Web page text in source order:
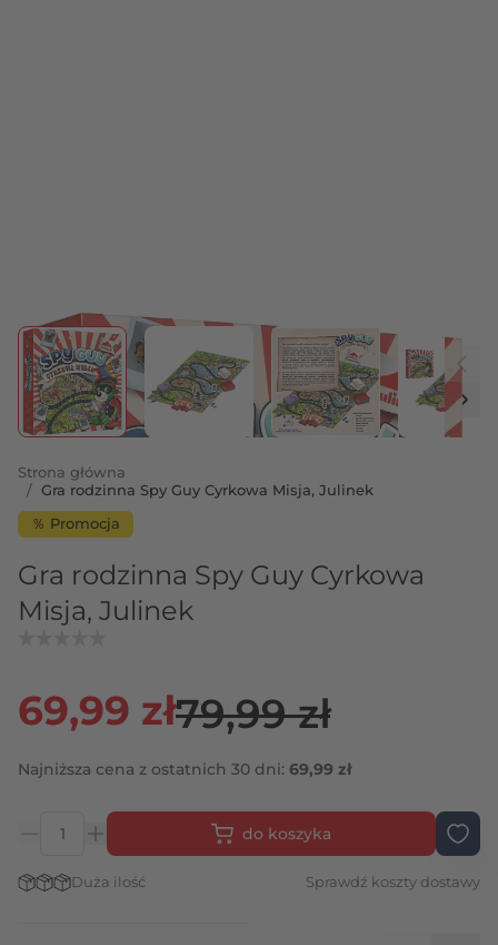
View larger imageView larger imageView larger image
Strona główna
/ Gra rodzinna Spy Guy Cyrkowa Misja, Julinek
％ Promocja
Gra rodzinna Spy Guy Cyrkowa
Misja, Julinek
79,99 zł
69,99 zł
Najniższa cena z ostatnich 30 dni: 69,99 zł
do koszyka
Stan magazynowy:
Duża ilość Sprawdź koszty dostawy